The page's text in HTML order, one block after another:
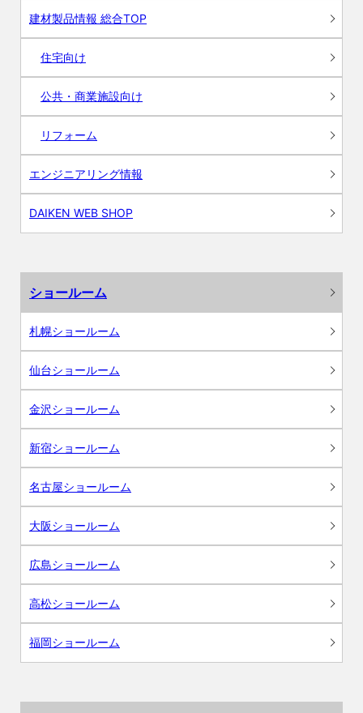
建材製品情報 総合TOP
住宅向け
公共・商業施設向け
リフォーム
エンジニアリング情報
DAIKEN WEB SHOP
ショールーム
札幌ショールーム
仙台ショールーム
金沢ショールーム
新宿ショールーム
名古屋ショールーム
大阪ショールーム
広島ショールーム
高松ショールーム
福岡ショールーム